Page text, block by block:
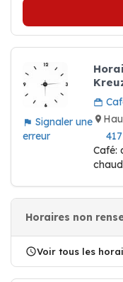
Signaler une
erreur
Café:
Horaires non
Voir tous les